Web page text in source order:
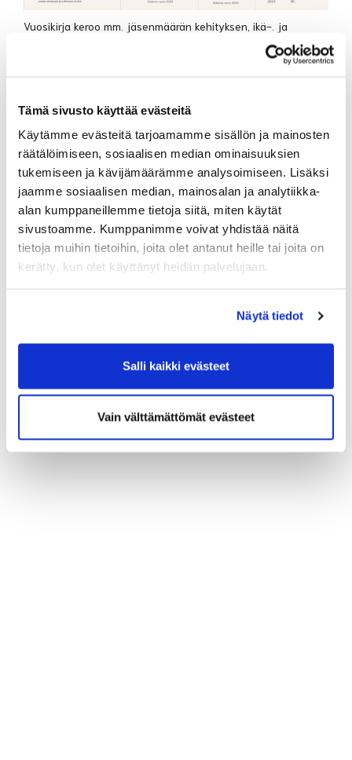
Tämä sivusto käyttää evästeitä
Käytämme evästeitä tarjoamamme sisällön ja mainosten
räätälöimiseen, sosiaalisen median ominaisuuksien
tukemiseen ja kävijämäärämme analysoimiseen. Lisäksi
jaamme sosiaalisen median, mainosalan ja analytiikka-
alan kumppaneillemme tietoja siitä, miten käytät
sivustoamme. Kumppanimme voivat yhdistää näitä
tietoja muihin tietoihin, joita olet antanut heille tai joita on
kerätty, kun olet käyttänyt heidän palvelujaan.
Näytä tiedot
Salli kaikki evästeet
Vain välttämättömät evästeet
Vuosikirja keroo mm. jäsenmäärän kehityksen, ikä-. ja
sukupuolijakauman ja jäsenistömme jakautumisen eri